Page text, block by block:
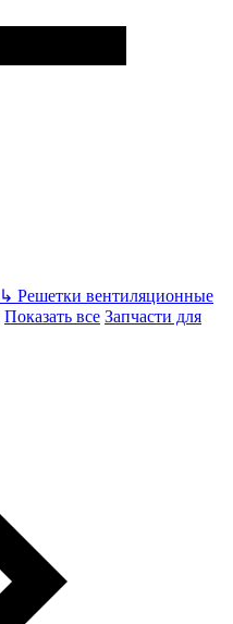
↳ Решетки вентиляционные
Показать все Запчасти для